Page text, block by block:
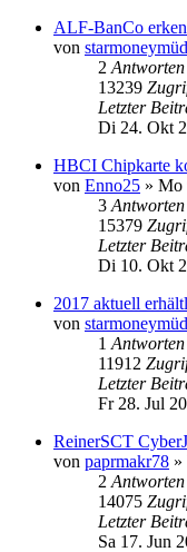
ALF-BanCo
von
2 Antworten
13239
Letzter
Di 24. Okt
HBCI Chipkarte
von Enno25 » Mo
3 Antworten
15379
Letzter
Di 10. Okt
2017 aktuell
von
1 Antworten
11912
Letzter
Fr 28. Jul
ReinerSCT
von paprmakr78 »
2 Antworten
14075
Letzter
Sa 17. Jun